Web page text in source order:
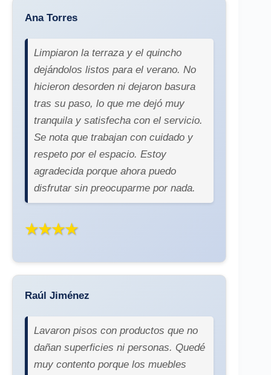
Ana Torres
Limpiaron la terraza y el quincho
dejándolos listos para el verano. No
hicieron desorden ni dejaron basura
tras su paso, lo que me dejó muy
tranquila y satisfecha con el servicio.
Se nota que trabajan con cuidado y
respeto por el espacio. Estoy
agradecida porque ahora puedo
disfrutar sin preocuparme por nada.
★★★★
Raúl Jiménez
Lavaron pisos con productos que no
dañan superficies ni personas. Quedé
muy contento porque los muebles